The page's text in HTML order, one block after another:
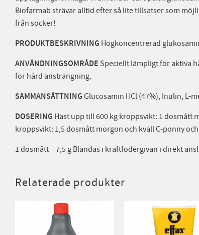
Biofarmab strävar alltid efter så lite tillsatser som
från socker!
PRODUKTBESKRIVNING Högkoncentrerad
ANVÄNDNINGSOMRÅDE Speciellt lämpligt för aktiva
för hård ansträngning.
SAMMANSÄTTNING Glucosamin HCl (47%), Inulin, L-
DOSERING Häst upp till 600 kg kroppsvikt: 1 dosmått
kroppsvikt: 1,5 dosmått morgon och kväll C-ponny
1 dosmått = 7,5 g Blandas i kraftfodergivan i direkt
Relaterade produkter